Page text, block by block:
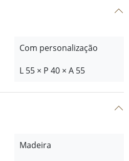
Com personalização
L 55 × P 40 × A 55
Madeira